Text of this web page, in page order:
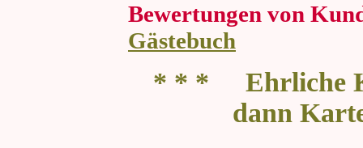
Bewertungen von
Gästebuch
* * * Ehrliche
dann